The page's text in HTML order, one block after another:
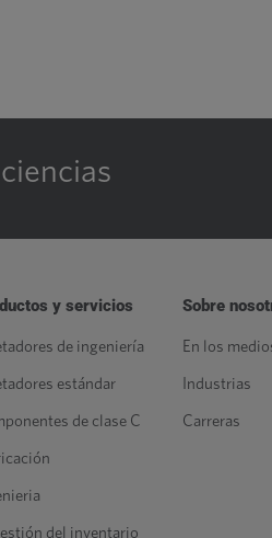
y servicios
de ingeniería
estándar
de clase C
del inventario
Sobre
En los
Industrias
Carreras